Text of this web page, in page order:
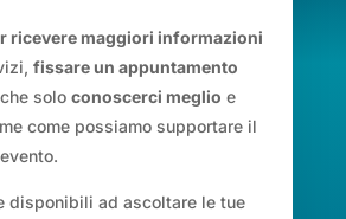
ricevere maggiori informazioni
fissare un appuntamento
solo conoscerci meglio e
come possiamo supportare il
disponibili ad ascoltare le tue